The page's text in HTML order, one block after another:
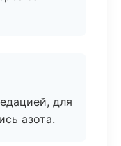
для
азота.